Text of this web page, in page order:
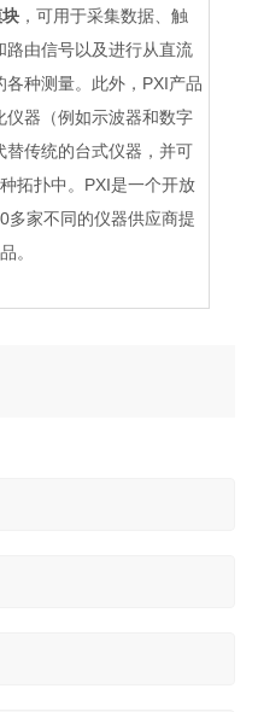
，可用于采集数据、触
路由信号以及进行从直流
种测量。此外，PXI产品
仪器（例如示波器和数字
替传统的台式仪器，并可
拓扑中。PXI是一个开放
多家不同的仪器供应商提
。